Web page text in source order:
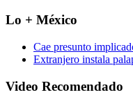
Lo + México
Cae presunto
Extranjero instala
Video Recomendado